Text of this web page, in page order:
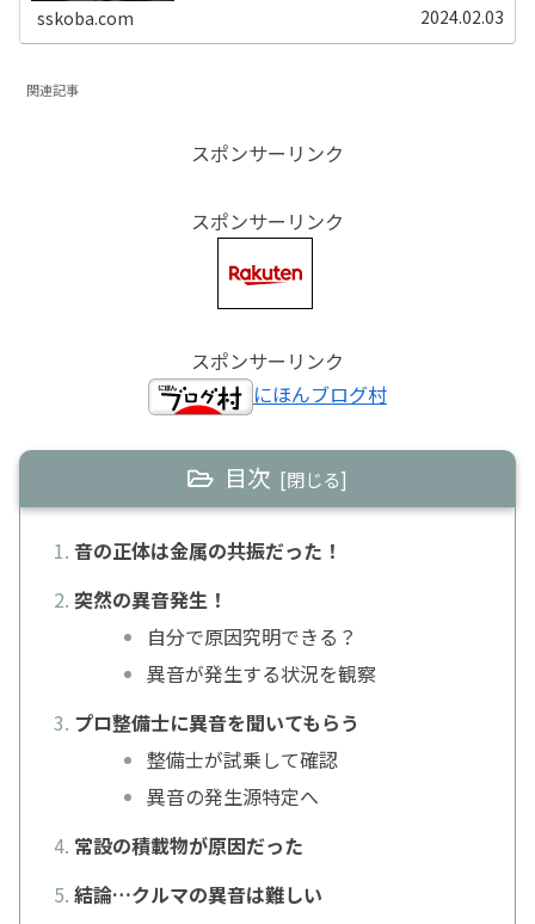
sskoba.com 2024.02.03
関連記事
スポンサーリンク
スポンサーリンク
スポンサーリンク
にほんブログ村
目次
音の正体は金属の共振だった！
突然の異音発生！
自分で原因究明できる？
異音が発生する状況を観察
プロ整備士に異音を聞いてもらう
整備士が試乗して確認
異音の発生源特定へ
常設の積載物が原因だった
結論…クルマの異音は難しい